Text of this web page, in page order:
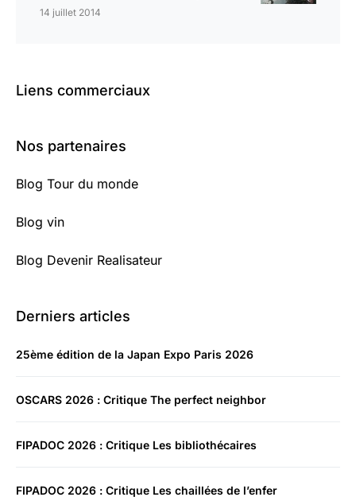
14 juillet 2014
Liens commerciaux
Nos partenaires
Blog Tour du monde
Blog vin
Blog Devenir Realisateur
Derniers articles
25ème édition de la Japan Expo Paris 2026
OSCARS 2026 : Critique The perfect neighbor
FIPADOC 2026 : Critique Les bibliothécaires
FIPADOC 2026 : Critique Les chaillées de l’enfer